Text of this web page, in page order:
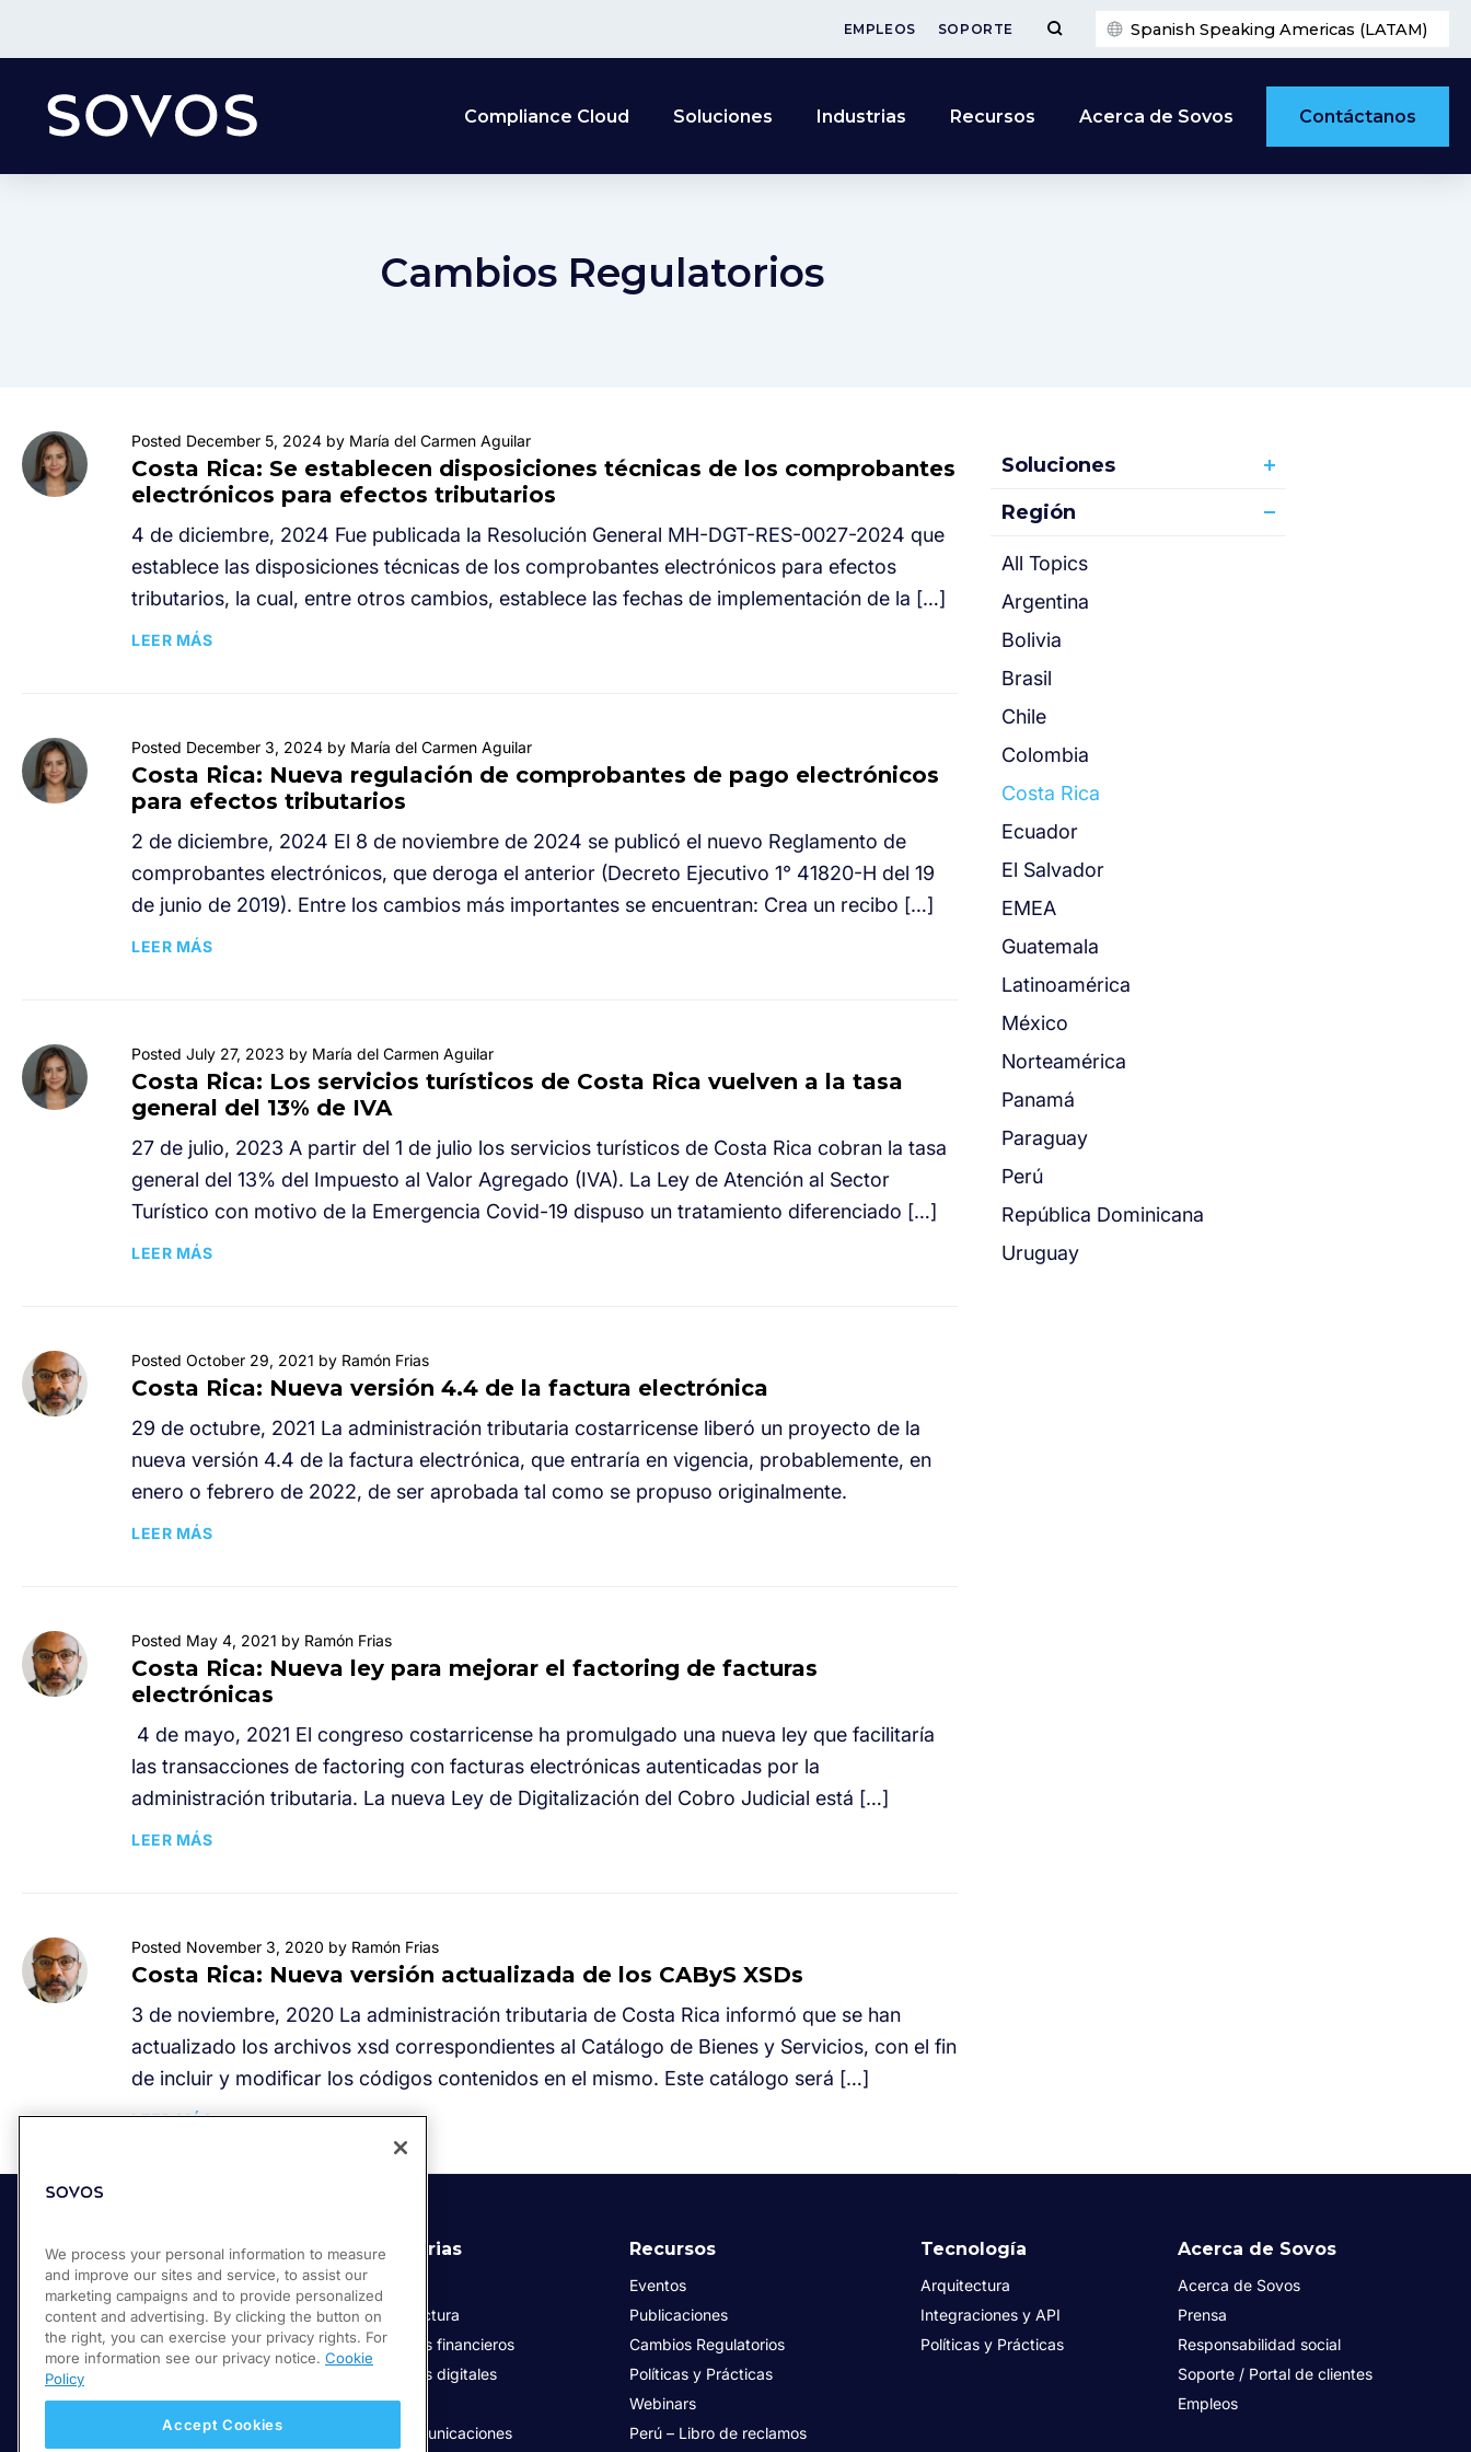
EMPLEOS SOPORTE Spanish Speaking Americas (LATAM)
Compliance Cloud Soluciones Industrias Recursos Acerca de Sovos Contáctanos
Cambios Regulatorios
Soluciones
Región
All Topics
Argentina
Bolivia
Brasil
Chile
Colombia
Costa Rica
Ecuador
El Salvador
EMEA
Guatemala
Latinoamérica
México
Norteamérica
Panamá
Paraguay
Perú
República Dominicana
Uruguay
Posted December 5, 2024 by María del Carmen Aguilar
Costa Rica: Se establecen disposiciones técnicas de los comprobantes
electrónicos para efectos tributarios
4 de diciembre, 2024 Fue publicada la Resolución General MH-DGT-RES-0027-2024 que
establece las disposiciones técnicas de los comprobantes electrónicos para efectos
tributarios, la cual, entre otros cambios, establece las fechas de implementación de la […]
LEER MÁS
Posted December 3, 2024 by María del Carmen Aguilar
Costa Rica: Nueva regulación de comprobantes de pago electrónicos
para efectos tributarios
2 de diciembre, 2024 El 8 de noviembre de 2024 se publicó el nuevo Reglamento de
comprobantes electrónicos, que deroga el anterior (Decreto Ejecutivo 1° 41820-H del 19
de junio de 2019). Entre los cambios más importantes se encuentran: Crea un recibo […]
LEER MÁS
Posted July 27, 2023 by María del Carmen Aguilar
Costa Rica: Los servicios turísticos de Costa Rica vuelven a la tasa
general del 13% de IVA
27 de julio, 2023 A partir del 1 de julio los servicios turísticos de Costa Rica cobran la tasa
general del 13% del Impuesto al Valor Agregado (IVA). La Ley de Atención al Sector
Turístico con motivo de la Emergencia Covid-19 dispuso un tratamiento diferenciado […]
LEER MÁS
Posted October 29, 2021 by Ramón Frias
Costa Rica: Nueva versión 4.4 de la factura electrónica
29 de octubre, 2021 La administración tributaria costarricense liberó un proyecto de la
nueva versión 4.4 de la factura electrónica, que entraría en vigencia, probablemente, en
enero o febrero de 2022, de ser aprobada tal como se propuso originalmente.
LEER MÁS
Posted May 4, 2021 by Ramón Frias
Costa Rica: Nueva ley para mejorar el factoring de facturas
electrónicas
4 de mayo, 2021 El congreso costarricense ha promulgado una nueva ley que facilitaría
las transacciones de factoring con facturas electrónicas autenticadas por la
administración tributaria. La nueva Ley de Digitalización del Cobro Judicial está […]
LEER MÁS
Posted November 3, 2020 by Ramón Frias
Costa Rica: Nueva versión actualizada de los CAByS XSDs
3 de noviembre, 2020 La administración tributaria de Costa Rica informó que se han
actualizado los archivos xsd correspondientes al Catálogo de Bienes y Servicios, con el fin
de incluir y modificar los códigos contenidos en el mismo. Este catálogo será […]
LEER MÁS
Soluciones
Compliance Cloud
Facturación Electrónica
Servicios de confianza digital
Industrias
Manufactura
Servicios financieros
Servicios digitales
Salud
Telecomunicaciones
Recursos
Eventos
Publicaciones
Cambios Regulatorios
Políticas y Prácticas
Webinars
Perú – Libro de reclamos
Tecnología
Arquitectura
Integraciones y API
Políticas y Prácticas
Acerca de Sovos
Acerca de Sovos
Prensa
Responsabilidad social
Soporte / Portal de clientes
Empleos
We process your personal information to measure
and improve our sites and service, to assist our
marketing campaigns and to provide personalized
content and advertising. By clicking the button on
the right, you can exercise your privacy rights. For
more information see our privacy notice. Cookie
Policy
Accept Cookies